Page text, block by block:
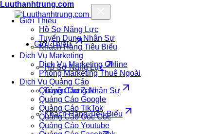
Luuthanhtrung.com
Giới Thiệu
Hồ Sơ Năng Lực
Tuyển Dụng Nhân Sự
Khách Hàng Tiêu Biểu
Dịch Vụ Marketing
Dịch Vụ Marketing Online
Phòng Marketing Thuê Ngoài
Dịch Vụ Quảng Cáo
Quảng Cáo Zalo
Quảng Cáo Google
Quảng Cáo TikTok
Quảng Cáo Cốc Cốc
Quảng Cáo Youtube
Giới Thiệu
Hồ Sơ Năng Lực
Tuyển Dụng Nhân Sự
Khách Hàng Tiêu Biểu